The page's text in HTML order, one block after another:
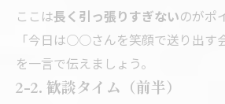
ここは長く引っ張りすぎないのがポ
「今日は○○さんを笑顔で送り出す
を一言で伝えましょう。
2-2. 歓談タイム（前半）